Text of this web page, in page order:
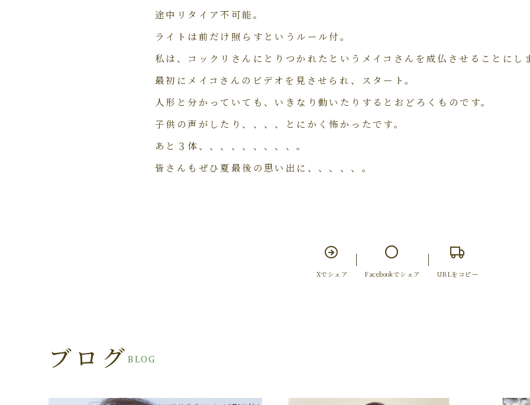
途中リタイア不可能。
ライトは前だけ照らすというルール付。
私は、コックリさんにとりつかれたというメイコさんを成仏させることにし
最初にメイコさんのビデオを見させられ、スタート。
人形と分かっていても、いきなり動いたりするとおどろくものです。
子供の声がしたり、、、、とにかく怖かったです。
あと３体、、、、、、、、、。
皆さんもぜひ夏最後の思い出に、、、、、。
Xでシェア Facebookでシェア URLをコピー
BLOG
ブログ